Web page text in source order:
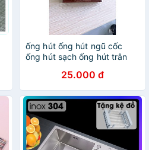
ống hút ống hút ngũ cốc
ống hút sạch ống hút trân
25.000 đ